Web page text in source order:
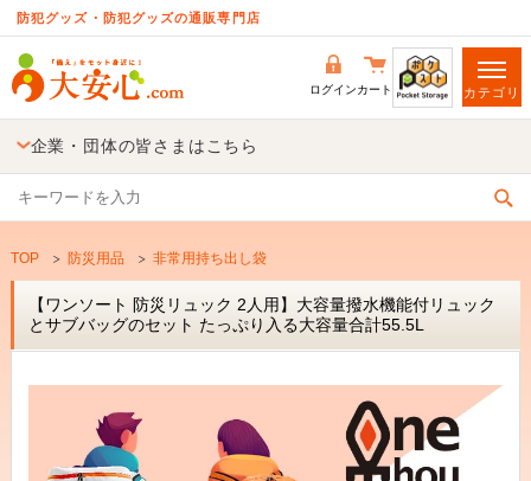
防犯グッズ・防犯グッズの通販専門店
ログインカート カテゴリ
企業・団体の皆さまはこちら
TOP 防災用品 非常用持ち出し袋
【ワンソート 防災リュック 2人用】大容量撥水機能付リュック
とサブバッグのセット たっぷり入る大容量合計55.5L